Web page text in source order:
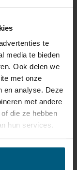
te
media te bieden
Ook delen we
met onze
en analyse. Deze
met andere
die ze hebben
hun services.
tot 6 maanden te
als het
Controleer
nieuwe matras.